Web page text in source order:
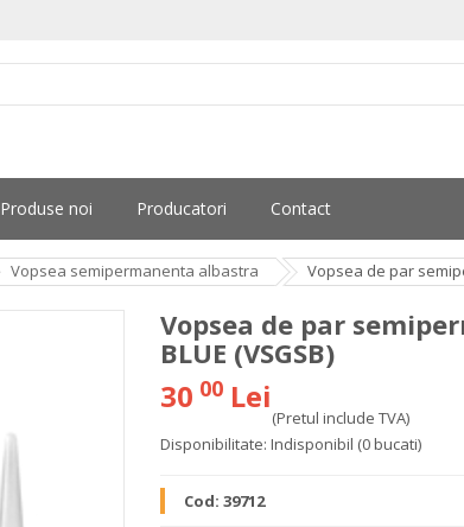
Produse noi Producatori Contact
Vopsea semipermanenta albastra Vopsea de par
Vopsea de par
BLUE (VSGSB)
30 00 Lei
(Pretul include TVA)
Disponibilitate: Indisponibil (0 bucati)
Cod: 39712